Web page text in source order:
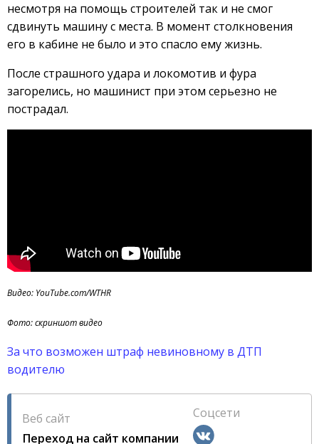
несмотря на помощь строителей так и не смог
сдвинуть машину с места. В момент столкновения
его в кабине не было и это спасло ему жизнь.
После страшного удара и локомотив и фура
загорелись, но машинист при этом серьезно не
пострадал.
Видео: YouTube.com/WTHR
Фото: скриншот видео
За что возможен штраф невиновному в ДТП
водителю
Веб сайт
Переход на сайт компании
Соцсети